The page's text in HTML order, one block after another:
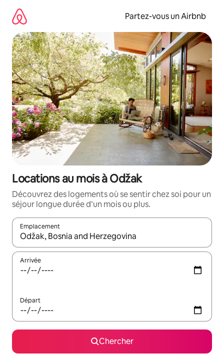
directement
contenu
Partez-vous un Airbnb
Locations au mois à Odžak
Découvrez des logements où se sentir chez soi pour un
séjour longue durée d’un mois ou plus.
Emplacement
Quand les résultats sont affichés, parcourez-les en utilisant
Arrivée
Départ
Chercher